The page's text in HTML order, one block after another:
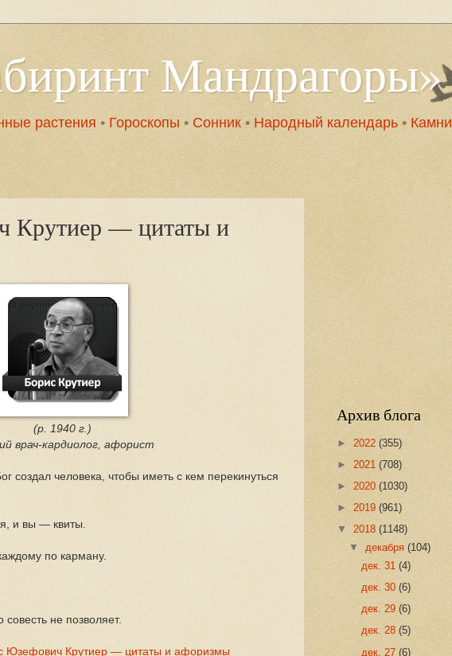
Мандрагоры»
растения • Гороскопы • Сонник • Народный календарь • Камни
Крутиер — цитаты и
(р. 1940 г.)
врач-кардиолог, афорист
создал человека, чтобы иметь с кем перекинуться
и вы — квиты.
по карману.
не позволяет.
Юзефович Крутиер — цитаты и афоризмы
Архив блога
► 2022 (355)
► 2021 (708)
► 2020 (1030)
► 2019 (961)
▼ 2018 (1148)
▼декабря(104)
дек. 31 (4)
дек. 30 (6)
дек. 29 (6)
дек. 28 (5)
дек. 27 (6)